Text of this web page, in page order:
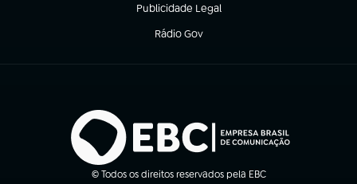
Publicidade Legal
(abre em nova aba)
Rádio Gov
(abre em nova aba)
© Todos os direitos reservados pela EBC